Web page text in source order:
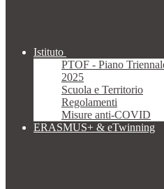
Istituto
PTOF - Piano
2025
Scuola e Territorio
Regolamenti
Misure anti-COVID
ERASMUS+ & eTwinning